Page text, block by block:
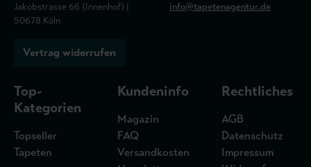
Jakobstrasse 66 (Innenhof) |
50678 Köln
info@tapetenagentur.de
Vertrag widerrufen
Top-
Kategorien
Topseller
Tapeten
Kundeninfo
Magazin
FAQ
Versandkosten
Rechtliches
AGB
Datenschutz
Impressum